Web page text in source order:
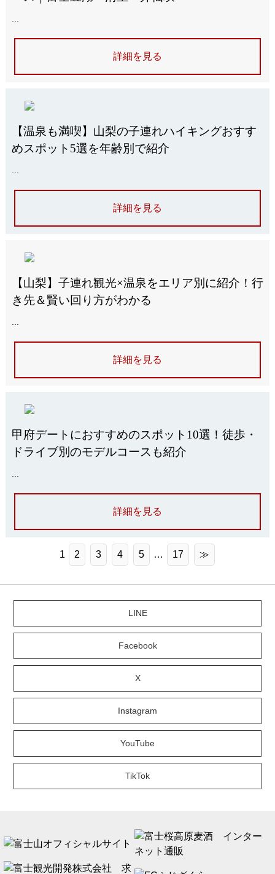
...
詳細を見る
【温泉も満喫】山梨の子連れハイキングおすす
めスポット5選を年齢別で紹介
...
詳細を見る
【山梨】子連れ観光×温泉をエリア別に紹介！行
き先＆賢い回り方がわかる
...
詳細を見る
甲府デートにおすすめのスポット10選！徒歩・
ドライブ別のモデルコースも紹介
...
詳細を見る
1 2 3 4 5 … 17 ≫
LINE
Facebook
X
Instagram
YouTube
TikTok